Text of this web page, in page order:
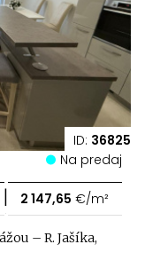
ID: 36825
Na predaj
| 2 147,65 €/m²
– R. Jašíka,